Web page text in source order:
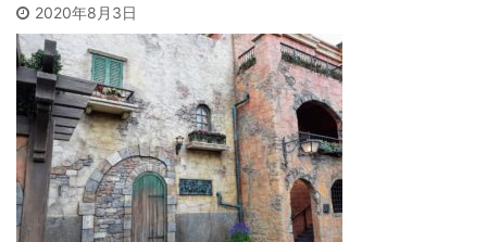
2020年8月3日